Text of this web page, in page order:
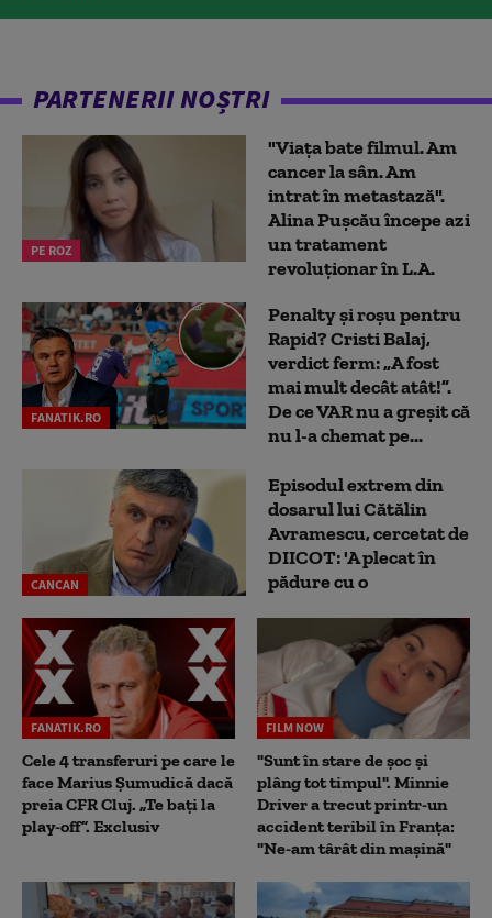
PARTENERII NOȘTRI
PE ROZ
"Viața bate filmul. Am
cancer la sân. Am
intrat în metastază".
Alina Pușcău începe azi
un tratament
revoluționar în L.A.
FANATIK.RO
Penalty și roșu pentru
Rapid? Cristi Balaj,
verdict ferm: „A fost
mai mult decât atât!”.
De ce VAR nu a greșit că
nu l-a chemat pe...
CANCAN
Episodul extrem din
dosarul lui Cătălin
Avramescu, cercetat de
DIICOT: 'A plecat în
pădure cu o
FANATIK.RO
Cele 4 transferuri pe care le
face Marius Șumudică dacă
preia CFR Cluj. „Te bați la
play-off”. Exclusiv
FILM NOW
"Sunt în stare de șoc și
plâng tot timpul". Minnie
Driver a trecut printr-un
accident teribil în Franța:
"Ne-am târât din mașină"